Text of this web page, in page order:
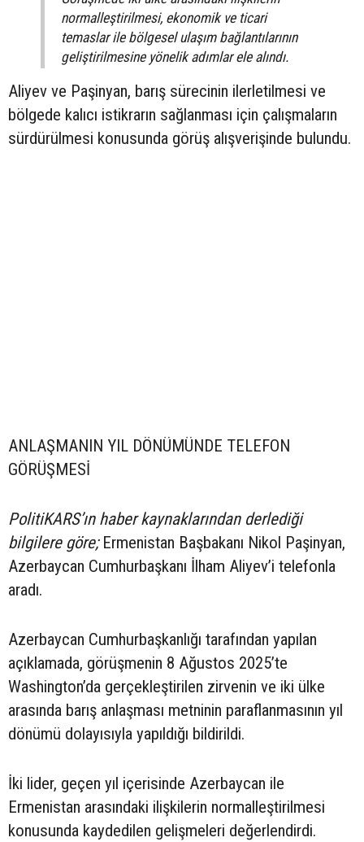
normalleştirilmesi, ekonomik ve ticari
temaslar ile bölgesel ulaşım bağlantılarının
geliştirilmesine yönelik adımlar ele alındı.
Aliyev ve Paşinyan, barış sürecinin ilerletilmesi ve
bölgede kalıcı istikrarın sağlanması için çalışmaların
sürdürülmesi konusunda görüş alışverişinde bulundu.
ANLAŞMANIN YIL DÖNÜMÜNDE TELEFON
GÖRÜŞMESİ
PolitiKARS’ın haber kaynaklarından derlediği
bilgilere göre;Ermenistan Başbakanı Nikol Paşinyan,
Azerbaycan Cumhurbaşkanı İlham Aliyev’i telefonla
aradı.
Azerbaycan Cumhurbaşkanlığı tarafından yapılan
açıklamada, görüşmenin 8 Ağustos 2025’te
Washington’da gerçekleştirilen zirvenin ve iki ülke
arasında barış anlaşması metninin paraflanmasının yıl
dönümü dolayısıyla yapıldığı bildirildi.
İki lider, geçen yıl içerisinde Azerbaycan ile
Ermenistan arasındaki ilişkilerin normalleştirilmesi
konusunda kaydedilen gelişmeleri değerlendirdi.